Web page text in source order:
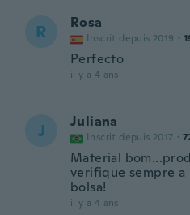
R Rosa
Inscrit depuis 2019 ·
Perfecto
il y a 4 ans
J Juliana
Inscrit depuis 2017 ·
Material
verifique sempre a
bolsa!
il y a 4 ans